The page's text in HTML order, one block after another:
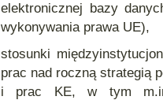
elektronicznej bazy
wykonywania prawa UE),
stosunki
prac nad roczną strategią
i prac KE, w tym m.in.